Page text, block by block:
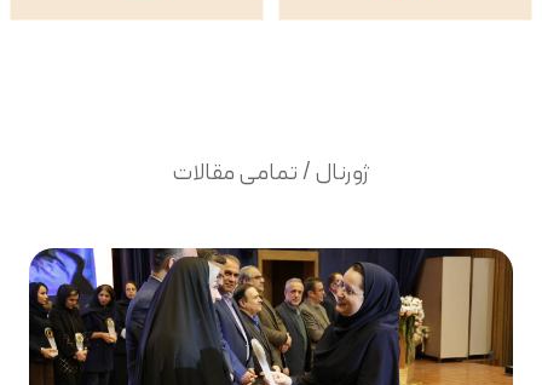
ژورنال / تمامی مقالات